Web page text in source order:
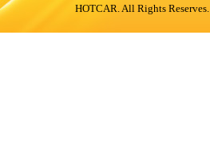
HOTCAR. All Rights Reserves.